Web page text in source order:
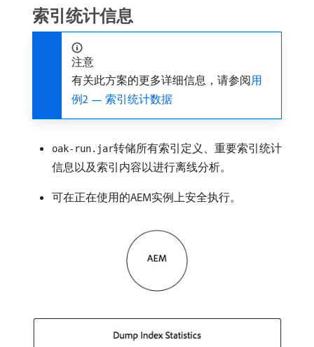
索引统计信息
注意
有关此方案的更多详细信息，请参阅用
例2 — 索引统计数据
oak-run.jar转储所有索引定义、重要索引统计
信息以及索引内容以进行离线分析。
可在正在使用的AEM实例上安全执行。